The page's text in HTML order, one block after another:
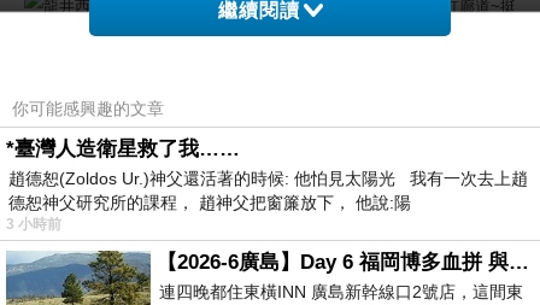
挺著肚子裡的大西瓜，當了一下西瓜妹，然後
又跑來彩虹廊道，覺得這裡走走拍拍還不錯
繼續閱讀
你可能感興趣的文章
*臺灣人造衛星救了我……
趙德恕(Zoldos Ur.)神父還活著的時候: 他怕見太陽光 我有一次去上趙
德恕神父研究所的課程， 趙神父把窗簾放下， 他說:陽
3 小時前
【2026-6廣島】Day 6 福岡博多血拼 與機場接送少年司機深夜對談
連四晚都住東橫INN 廣島新幹線口2號店，這間東